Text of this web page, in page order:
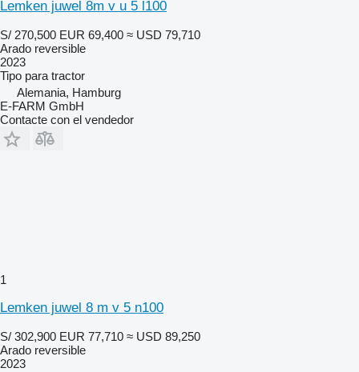
Lemken juwel 8m v u 5 l100
S/ 270,500 EUR 69,400 ≈ USD 79,710
Arado reversible
2023
Tipo para tractor
Alemania, Hamburg
E-FARM GmbH
Contacte con el vendedor
1
Lemken juwel 8 m v 5 n100
S/ 302,900 EUR 77,710 ≈ USD 89,250
Arado reversible
2023